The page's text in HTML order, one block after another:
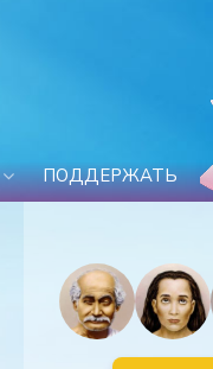
ПОДДЕРЖАТЬ